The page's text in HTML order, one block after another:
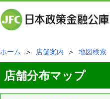
ホーム ＞ 店舗案内 ＞ 地図検索
店舗分布マップ